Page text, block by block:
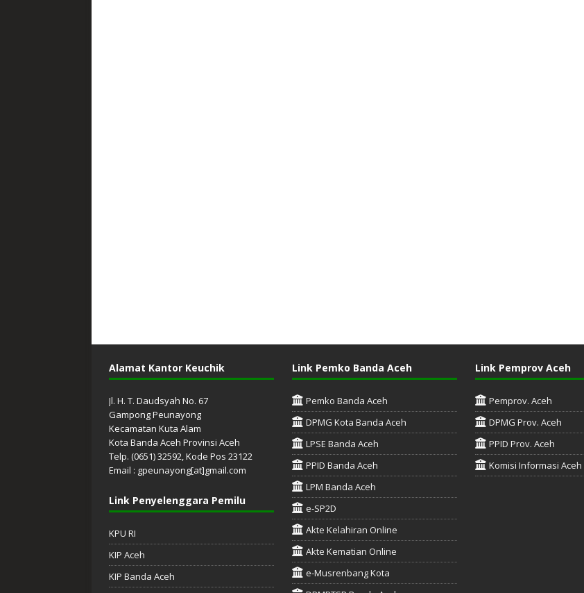
Alamat Kantor Keuchik
Jl. H. T. Daudsyah No. 67
Gampong Peunayong
Kecamatan Kuta Alam
Kota Banda Aceh Provinsi Aceh
Telp. (0651) 32592, Kode Pos 23122
Email : gpeunayong[at]gmail.com
Link Penyelenggara Pemilu
KPU RI
KIP Aceh
KIP Banda Aceh
Link Pemko Banda Aceh
Pemko Banda Aceh
DPMG Kota Banda Aceh
LPSE Banda Aceh
PPID Banda Aceh
LPM Banda Aceh
e-SP2D
Akte Kelahiran Online
Akte Kematian Online
e-Musrenbang Kota
Link Pemprov Aceh
Pemprov. Aceh
DPMG Prov. Aceh
PPID Prov. Aceh
Komisi Informasi Aceh